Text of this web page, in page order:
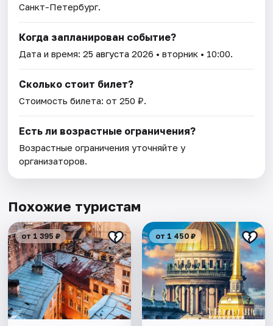
Санкт-Петербург.
Когда запланирован событие?
Дата и время:25 августа 2026 • вторник • 10:00.
Сколько стоит билет?
Стоимость билета: от 250 ₽.
Есть ли возрастные ограничения?
Возрастные ограничения уточняйте у
организаторов.
Похожие туристам
от 1 395 ₽ от 1 450 ₽